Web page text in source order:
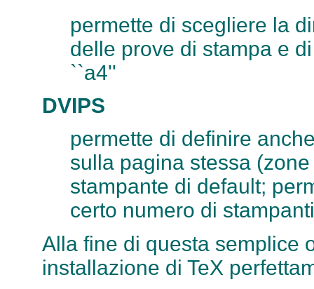
permette di scegliere la
delle prove di stampa e
``a4''
DVIPS
permette di definire
sulla pagina stessa
stampante di default;
certo numero di
Alla fine di questa semplice
installazione di TeX